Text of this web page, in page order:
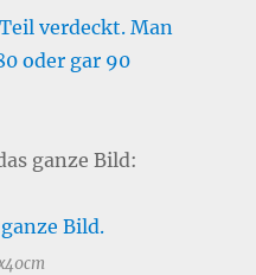
ganze Bild: